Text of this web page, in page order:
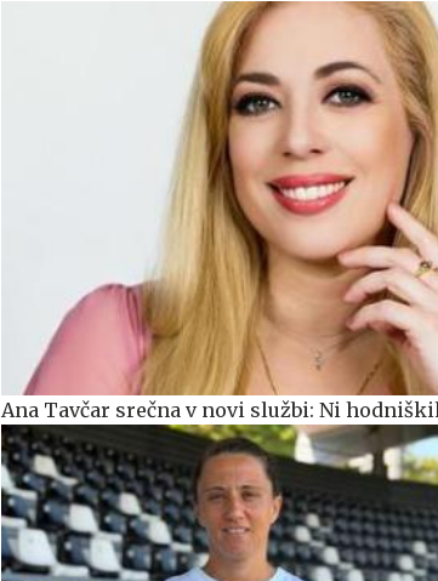
Ana Tavčar srečna v novi službi: Ni